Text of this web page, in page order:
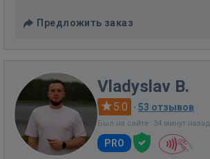
Предложить заказ
Vladyslav B.
5.0 · 53 отзывов
Был на сайте: 34 минут назад
PRO